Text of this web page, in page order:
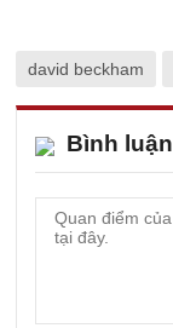
david beckham
Bình luận